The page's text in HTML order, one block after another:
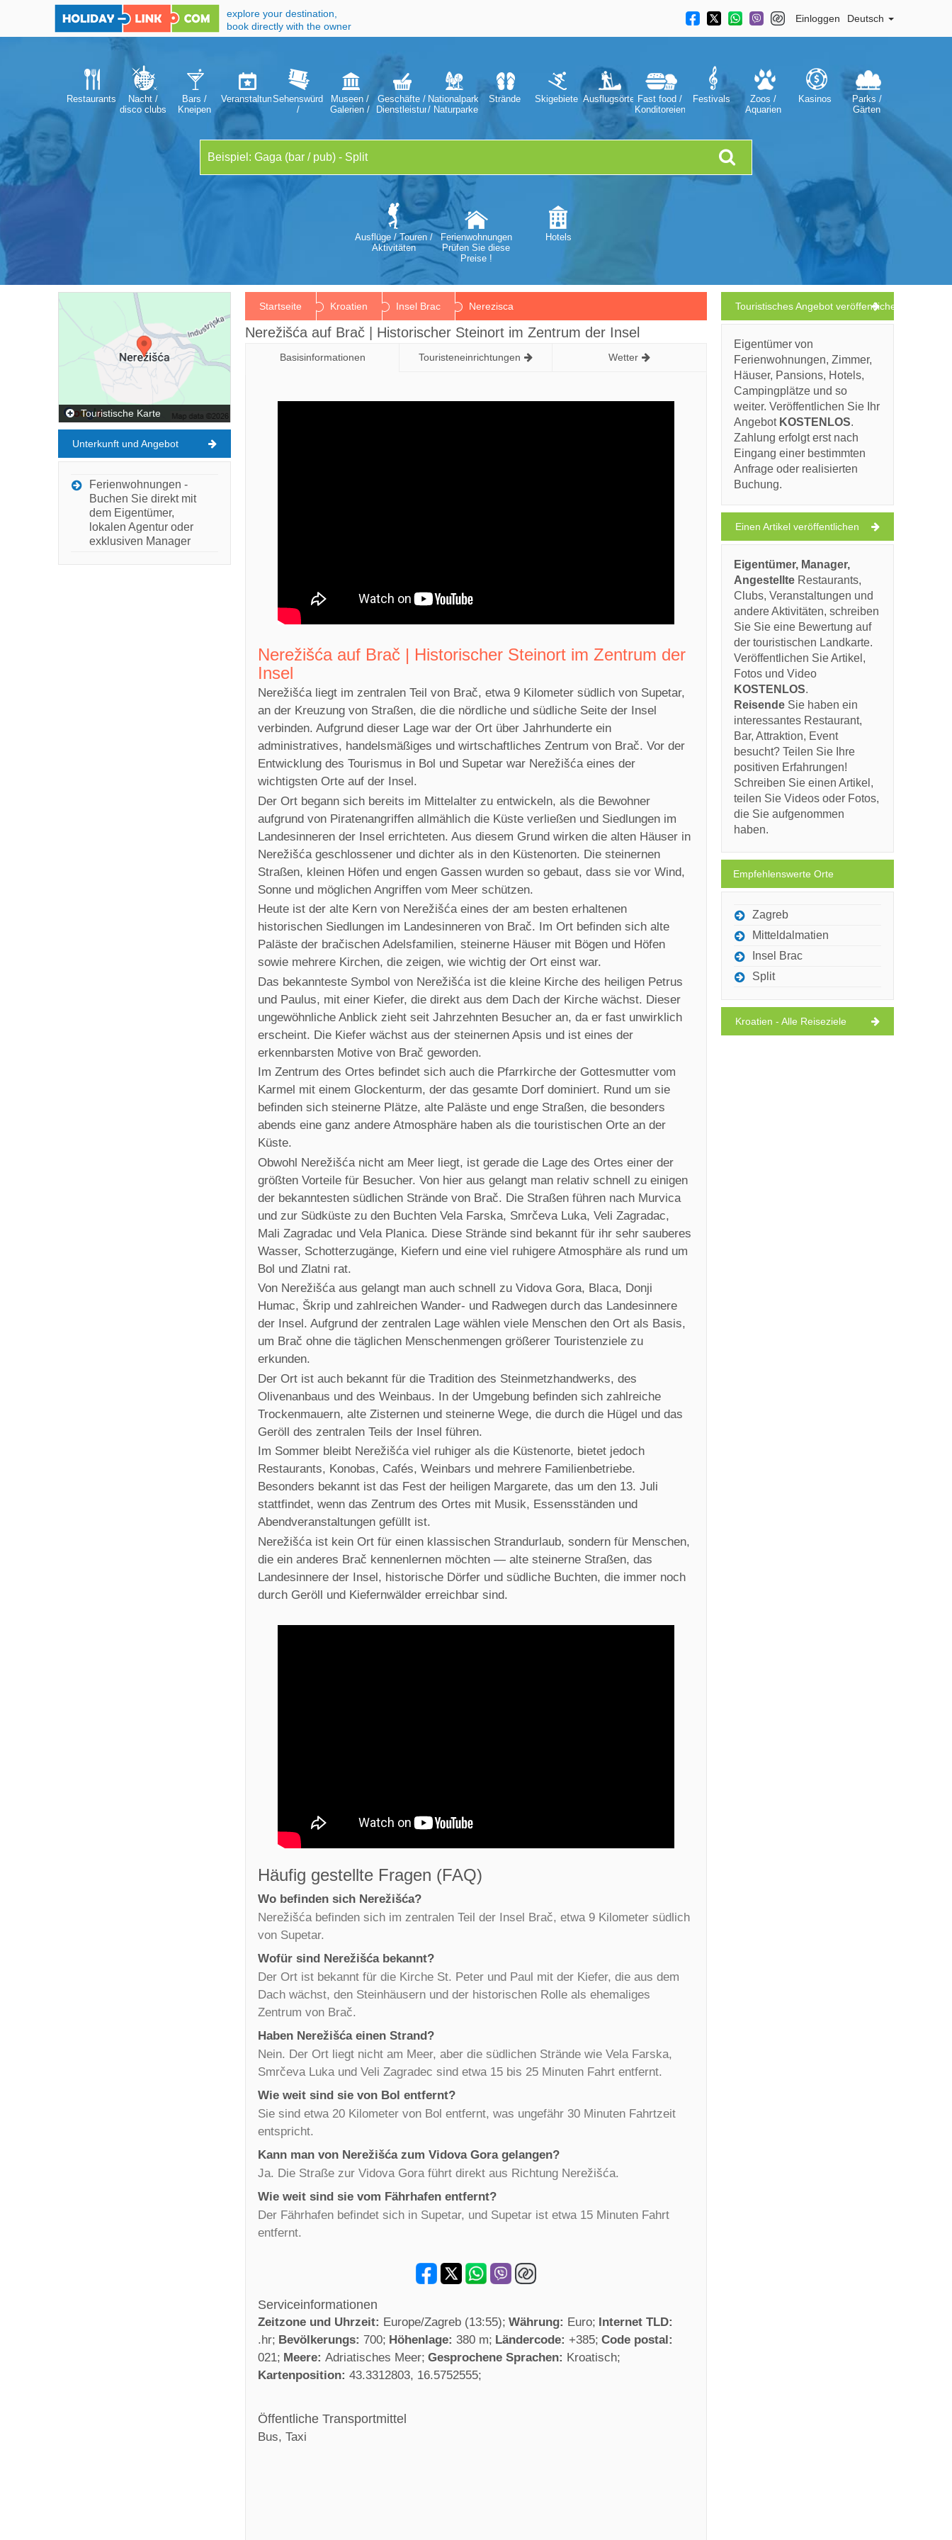
explore your destination,
book directly with the owner
Einloggen Deutsch
Restaurants
Nacht /
disco clubs
Bars /
Kneipen
VeranstaltungenSehenswürdigkeiten
/
Museen /
Galerien /
Geschäfte /
Dienstleistungen
Nationalparks
/ Naturparke
Strände Skigebiete Ausflugsörte Fast food /
Konditoreien
Festivals
Zoos /
Aquarien
Kasinos
Parks /
Gärten
Ausflüge / Touren /
Aktivitäten
Ferienwohnungen
Prüfen Sie diese
Preise !
Hotels
Startseite Kroatien Insel Brac Nerezisca
Nerežišća auf Brač | Historischer Steinort im Zentrum der Insel
Basisinformationen Touristeneinrichtungen Wetter
Nerežišća auf Brač | Historischer Steinort im Zentrum der
Insel
Nerežišća liegt im zentralen Teil von Brač, etwa 9 Kilometer südlich von Supetar,
an der Kreuzung von Straßen, die die nördliche und südliche Seite der Insel
verbinden. Aufgrund dieser Lage war der Ort über Jahrhunderte ein
administratives, handelsmäßiges und wirtschaftliches Zentrum von Brač. Vor der
Entwicklung des Tourismus in Bol und Supetar war Nerežišća eines der
wichtigsten Orte auf der Insel.
Der Ort begann sich bereits im Mittelalter zu entwickeln, als die Bewohner
aufgrund von Piratenangriffen allmählich die Küste verließen und Siedlungen im
Landesinneren der Insel errichteten. Aus diesem Grund wirken die alten Häuser in
Nerežišća geschlossener und dichter als in den Küstenorten. Die steinernen
Straßen, kleinen Höfen und engen Gassen wurden so gebaut, dass sie vor Wind,
Sonne und möglichen Angriffen vom Meer schützen.
Heute ist der alte Kern von Nerežišća eines der am besten erhaltenen
historischen Siedlungen im Landesinneren von Brač. Im Ort befinden sich alte
Paläste der bračischen Adelsfamilien, steinerne Häuser mit Bögen und Höfen
sowie mehrere Kirchen, die zeigen, wie wichtig der Ort einst war.
Das bekannteste Symbol von Nerežišća ist die kleine Kirche des heiligen Petrus
und Paulus, mit einer Kiefer, die direkt aus dem Dach der Kirche wächst. Dieser
ungewöhnliche Anblick zieht seit Jahrzehnten Besucher an, da er fast unwirklich
erscheint. Die Kiefer wächst aus der steinernen Apsis und ist eines der
erkennbarsten Motive von Brač geworden.
Im Zentrum des Ortes befindet sich auch die Pfarrkirche der Gottesmutter vom
Karmel mit einem Glockenturm, der das gesamte Dorf dominiert. Rund um sie
befinden sich steinerne Plätze, alte Paläste und enge Straßen, die besonders
abends eine ganz andere Atmosphäre haben als die touristischen Orte an der
Küste.
Obwohl Nerežišća nicht am Meer liegt, ist gerade die Lage des Ortes einer der
größten Vorteile für Besucher. Von hier aus gelangt man relativ schnell zu einigen
der bekanntesten südlichen Strände von Brač. Die Straßen führen nach Murvica
und zur Südküste zu den Buchten Vela Farska, Smrčeva Luka, Veli Zagradac,
Mali Zagradac und Vela Planica. Diese Strände sind bekannt für ihr sehr sauberes
Wasser, Schotterzugänge, Kiefern und eine viel ruhigere Atmosphäre als rund um
Bol und Zlatni rat.
Von Nerežišća aus gelangt man auch schnell zu Vidova Gora, Blaca, Donji
Humac, Škrip und zahlreichen Wander- und Radwegen durch das Landesinnere
der Insel. Aufgrund der zentralen Lage wählen viele Menschen den Ort als Basis,
um Brač ohne die täglichen Menschenmengen größerer Touristenziele zu
erkunden.
Der Ort ist auch bekannt für die Tradition des Steinmetzhandwerks, des
Olivenanbaus und des Weinbaus. In der Umgebung befinden sich zahlreiche
Trockenmauern, alte Zisternen und steinerne Wege, die durch die Hügel und das
Geröll des zentralen Teils der Insel führen.
Im Sommer bleibt Nerežišća viel ruhiger als die Küstenorte, bietet jedoch
Restaurants, Konobas, Cafés, Weinbars und mehrere Familienbetriebe.
Besonders bekannt ist das Fest der heiligen Margarete, das um den 13. Juli
stattfindet, wenn das Zentrum des Ortes mit Musik, Essensständen und
Abendveranstaltungen gefüllt ist.
Nerežišća ist kein Ort für einen klassischen Strandurlaub, sondern für Menschen,
die ein anderes Brač kennenlernen möchten — alte steinerne Straßen, das
Landesinnere der Insel, historische Dörfer und südliche Buchten, die immer noch
durch Geröll und Kiefernwälder erreichbar sind.
Häufig gestellte Fragen (FAQ)
Wo befinden sich Nerežišća?
Nerežišća befinden sich im zentralen Teil der Insel Brač, etwa 9 Kilometer südlich
von Supetar.
Wofür sind Nerežišća bekannt?
Der Ort ist bekannt für die Kirche St. Peter und Paul mit der Kiefer, die aus dem
Dach wächst, den Steinhäusern und der historischen Rolle als ehemaliges
Zentrum von Brač.
Haben Nerežišća einen Strand?
Nein. Der Ort liegt nicht am Meer, aber die südlichen Strände wie Vela Farska,
Smrčeva Luka und Veli Zagradec sind etwa 15 bis 25 Minuten Fahrt entfernt.
Wie weit sind sie von Bol entfernt?
Sie sind etwa 20 Kilometer von Bol entfernt, was ungefähr 30 Minuten Fahrtzeit
entspricht.
Kann man von Nerežišća zum Vidova Gora gelangen?
Ja. Die Straße zur Vidova Gora führt direkt aus Richtung Nerežišća.
Wie weit sind sie vom Fährhafen entfernt?
Der Fährhafen befindet sich in Supetar, und Supetar ist etwa 15 Minuten Fahrt
entfernt.
Serviceinformationen
Zeitzone und Uhrzeit: Europe/Zagreb (13:55) Währung: Euro Internet TLD:
.hr Bevölkerungs: 700 Höhenlage: 380 m Ländercode: +385 Code postal:
021 Meere: Adriatisches Meer Gesprochene Sprachen: Kroatisch
Kartenposition: 43.3312803, 16.5752555
Öffentliche Transportmittel
Bus, Taxi
Touristische Karte
Unterkunft und Angebot
Ferienwohnungen -
Buchen Sie direkt mit
dem Eigentümer,
lokalen Agentur oder
exklusiven Manager
Touristisches Angebot veröffentlichen
Eigentümer von
Ferienwohnungen, Zimmer,
Häuser, Pansions, Hotels,
Campingplätze und so
weiter. Veröffentlichen Sie Ihr
Angebot KOSTENLOS.
Zahlung erfolgt erst nach
Eingang einer bestimmten
Anfrage oder realisierten
Buchung.
Einen Artikel veröffentlichen
Eigentümer, Manager,
Angestellte Restaurants,
Clubs, Veranstaltungen und
andere Aktivitäten, schreiben
Sie Sie eine Bewertung auf
der touristischen Landkarte.
Veröffentlichen Sie Artikel,
Fotos und Video
KOSTENLOS.
Reisende Sie haben ein
interessantes Restaurant,
Bar, Attraktion, Event
besucht? Teilen Sie Ihre
positiven Erfahrungen!
Schreiben Sie einen Artikel,
teilen Sie Videos oder Fotos,
die Sie aufgenommen
haben.
Empfehlenswerte Orte
Zagreb
Mitteldalmatien
Insel Brac
Split
Kroatien - Alle Reiseziele